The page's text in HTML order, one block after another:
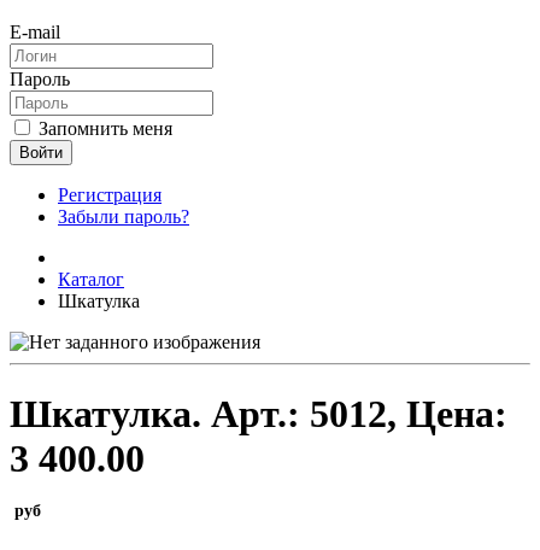
E-mail
Пароль
Запомнить меня
Войти
Регистрация
Забыли пароль?
Каталог
Шкатулка
Шкатулка. Арт.: 5012, Цена:
3 400.00
руб